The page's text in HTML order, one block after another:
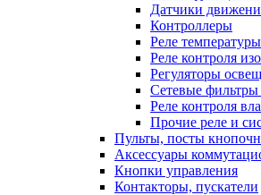
Датчики
Контроллеры
Реле температуры
Реле контроля
Регуляторы
Сетевые
Реле контроля
Прочие реле и
Пульты, посты
Аксессуары
Кнопки управления
Контакторы, пускатели